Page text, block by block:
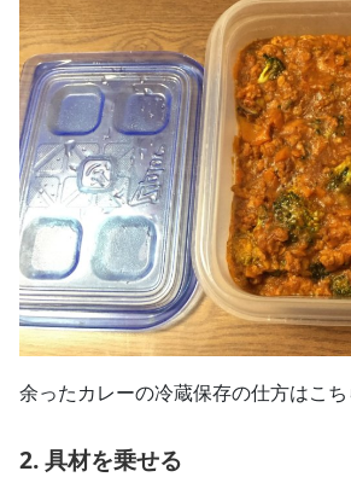
余ったカレーの冷蔵保存の仕方はこち
2. 具材を乗せる